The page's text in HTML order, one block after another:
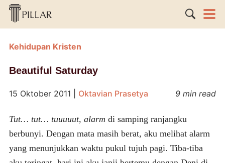
Kehidupan Kristen
Beautiful Saturday
15 Oktober 2011 Oktavian Prasetya 9 min read
Tut… tut… tuuuuut, alarm di samping ranjangku
berbunyi. Dengan mata masih berat, aku melihat alarm
yang menunjukkan waktu pukul tujuh pagi. Tiba-tiba